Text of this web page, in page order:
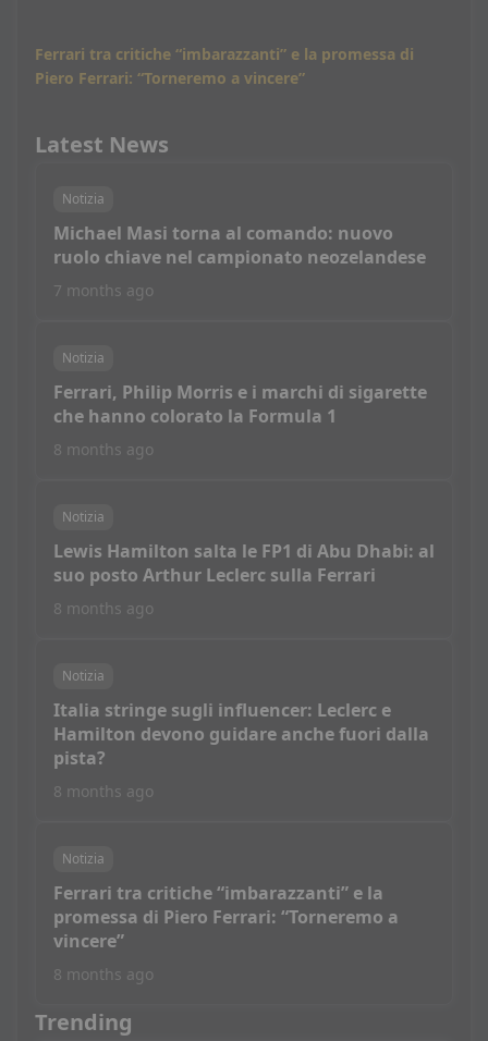
Ferrari tra critiche “imbarazzanti” e la promessa di
Piero Ferrari: “Torneremo a vincere”
Latest News
Notizia
Michael Masi torna al comando: nuovo
ruolo chiave nel campionato neozelandese
7 months ago
Notizia
Ferrari, Philip Morris e i marchi di sigarette
che hanno colorato la Formula 1
8 months ago
Notizia
Lewis Hamilton salta le FP1 di Abu Dhabi: al
suo posto Arthur Leclerc sulla Ferrari
8 months ago
Notizia
Italia stringe sugli influencer: Leclerc e
Hamilton devono guidare anche fuori dalla
pista?
8 months ago
Notizia
Ferrari tra critiche “imbarazzanti” e la
promessa di Piero Ferrari: “Torneremo a
vincere”
8 months ago
Trending